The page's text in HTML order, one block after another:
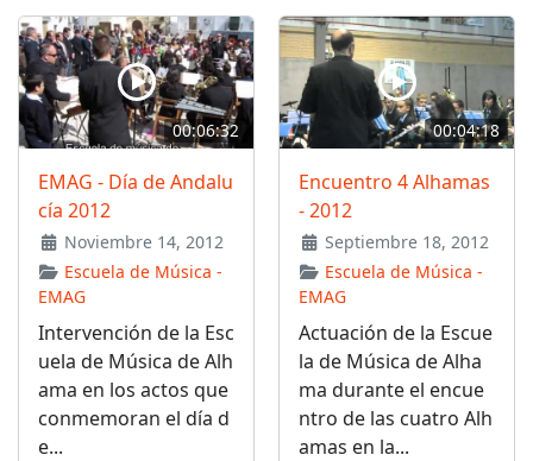
00:06:32
EMAG - Día de Andalu
cía 2012
Noviembre 14, 2012
Escuela de Música -
EMAG
Intervención de la Esc
uela de Música de Alh
ama en los actos que
conmemoran el día d
e...
00:04:18
Encuentro 4 Alhamas
- 2012
Septiembre 18, 2012
Escuela de Música -
EMAG
Actuación de la Escue
la de Música de Alha
ma durante el encue
ntro de las cuatro Alh
amas en la...